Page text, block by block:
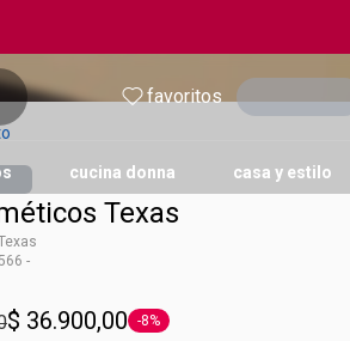
favoritos Ingresar
cucina donna casa y estilo
Texas
-
C&E
$ 36.900,00 Etiqueta -8%
-8%